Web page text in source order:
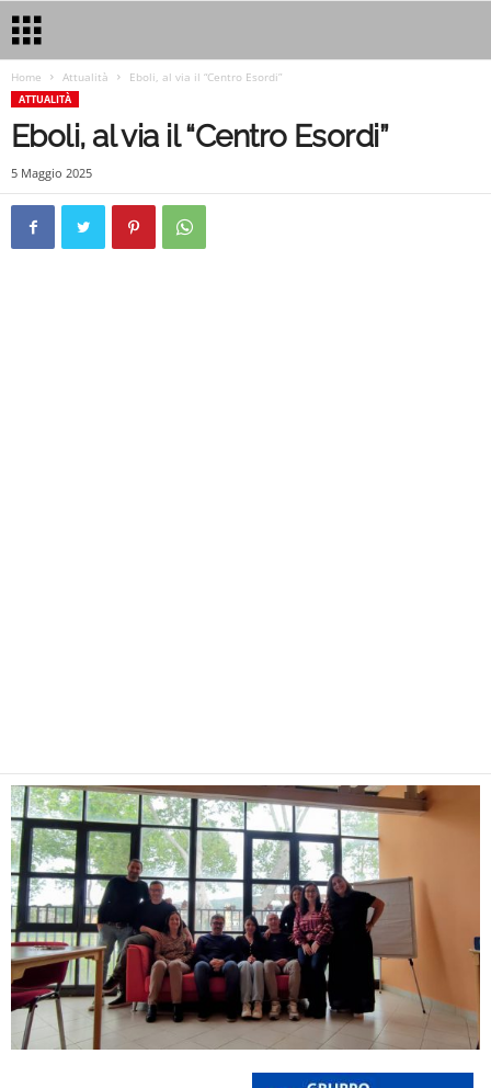
Home Attualità Eboli, al via il “Centro Esordi”
ATTUALITÀ
Eboli, al via il “Centro Esordi”
5 Maggio 2025